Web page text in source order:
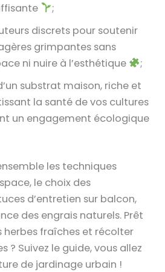
;
discrets pour soutenir
grimpantes sans
ni nuire à l’esthétique
;
substrat maison, riche et
la santé de vos cultures
un engagement écologique
les techniques
le choix des
d’entretien sur balcon,
des engrais naturels. Prêt
herbes fraîches et récolter
? Suivez le guide, vous allez
de jardinage urbain !